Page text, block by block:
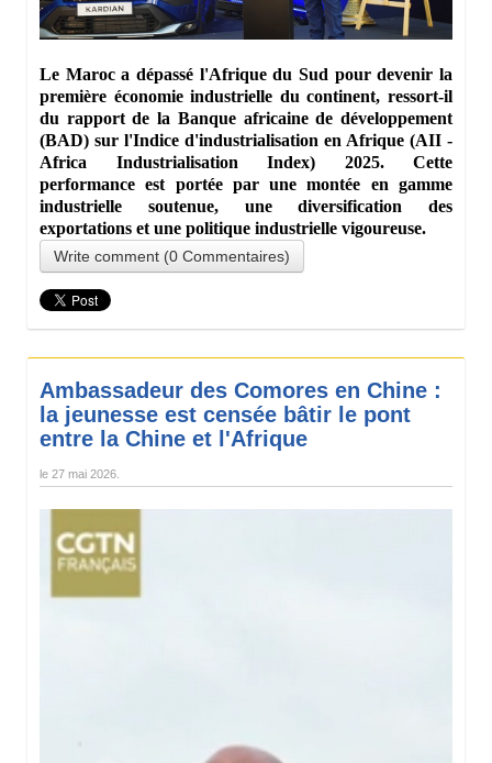
Le Maroc a dépassé l'Afrique du Sud pour devenir la
première économie industrielle du continent, ressort-il
du rapport de la Banque africaine de développement
(BAD) sur l'Indice d'industrialisation en Afrique (AII -
Africa Industrialisation Index) 2025. Cette
performance est portée par une montée en gamme
industrielle soutenue, une diversification des
exportations et une politique industrielle vigoureuse.
Write comment (0 Commentaires)
Ambassadeur des Comores en Chine :
la jeunesse est censée bâtir le pont
entre la Chine et l'Afrique
le 27 mai 2026